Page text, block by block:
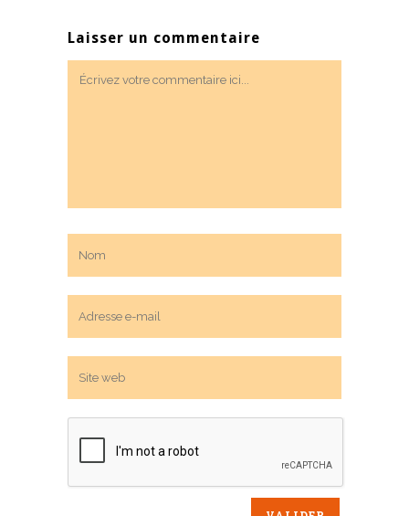
Laisser un commentaire